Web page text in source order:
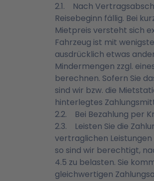
2.1. Nach
Reisebeginn fällig. Bei
Mietpreis versteht sich
Fahrzeug ist mit
ausdrücklich etwas
Mindermengen zzgl.
berechnen. Sofern Sie
sind wir bzw. die
hinterlegtes
2.2. Bei Bezahlung per
2.3. Leisten Sie die
vertraglichen
so sind wir berechtigt,
4.5 zu belasten. Sie
gleichwertigen